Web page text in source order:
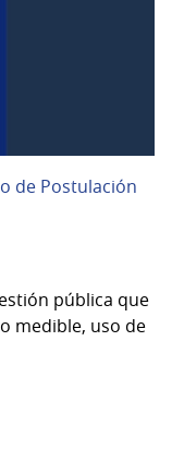
de Postulación
pública que
medible, uso de